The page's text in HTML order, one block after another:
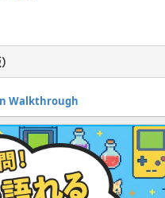
Walkthrough